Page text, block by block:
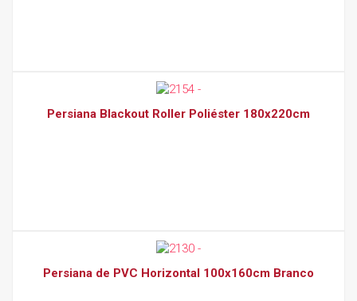
Persiana Blackout Roller Poliéster 180x220cm
Persiana de PVC Horizontal 100x160cm Branco